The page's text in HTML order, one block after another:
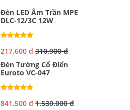
Đèn LED Âm Trần MPE
DLC-12/3C 12W
217.600 đ 310.900 đ
Đèn Tường Cổ Điển
Euroto VC-047
841.500 đ 1.530.000 đ